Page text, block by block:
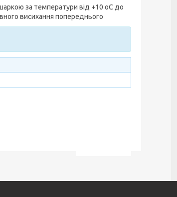
за температури від +10 oС до
висихання попереднього